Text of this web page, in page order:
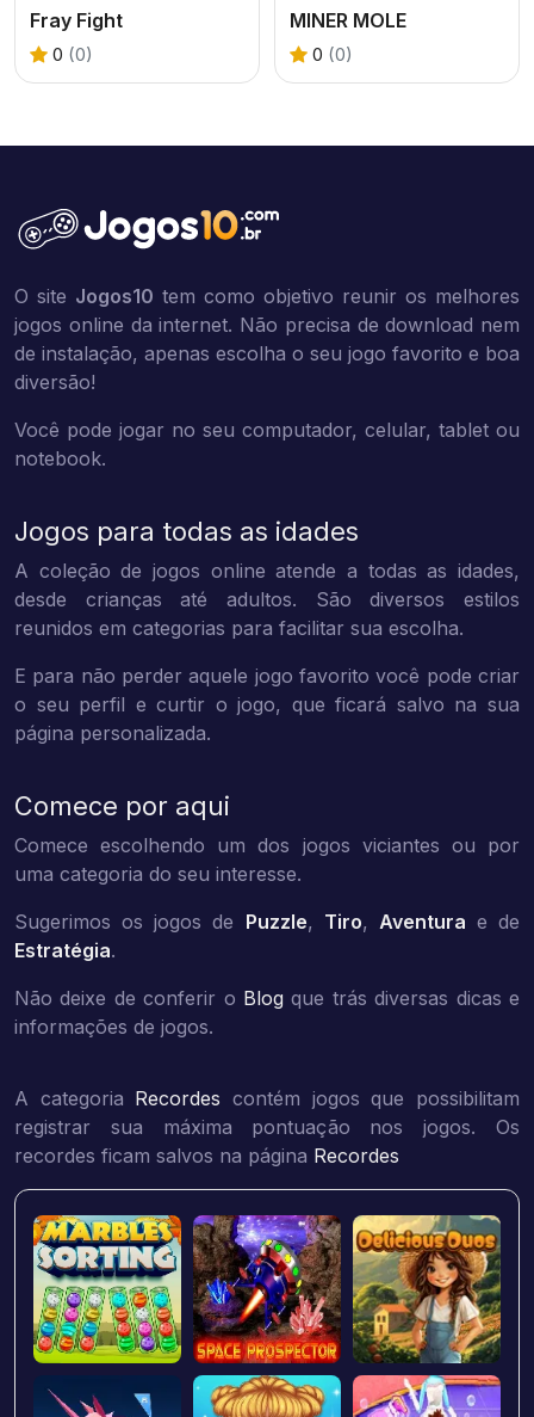
Fray Fight
0 (0)
MINER MOLE
0 (0)
O site Jogos10 tem como objetivo reunir os melhores
jogos online da internet. Não precisa de download nem
de instalação, apenas escolha o seu jogo favorito e boa
diversão!
Você pode jogar no seu computador, celular, tablet ou
notebook.
Jogos para todas as idades
A coleção de jogos online atende a todas as idades,
desde crianças até adultos. São diversos estilos
reunidos em categorias para facilitar sua escolha.
E para não perder aquele jogo favorito você pode criar
o seu perfil e curtir o jogo, que ficará salvo na sua
página personalizada.
Comece por aqui
Comece escolhendo um dos jogos viciantes ou por
uma categoria do seu interesse.
Sugerimos os jogos de Puzzle, Tiro, Aventura e de
Estratégia.
Não deixe de conferir o Blog que trás diversas dicas e
informações de jogos.
A categoria Recordes contém jogos que possibilitam
registrar sua máxima pontuação nos jogos. Os
recordes ficam salvos na página Recordes